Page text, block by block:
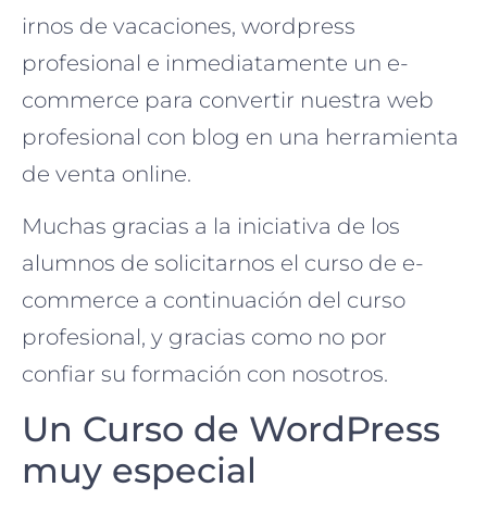
irnos de vacaciones, wordpress
profesional e inmediatamente un e-
commerce para convertir nuestra web
profesional con blog en una herramienta
de venta online.
Muchas gracias a la iniciativa de los
alumnos de solicitarnos el curso de e-
commerce a continuación del curso
profesional, y gracias como no por
confiar su formación con nosotros.
Un Curso de WordPress
muy especial